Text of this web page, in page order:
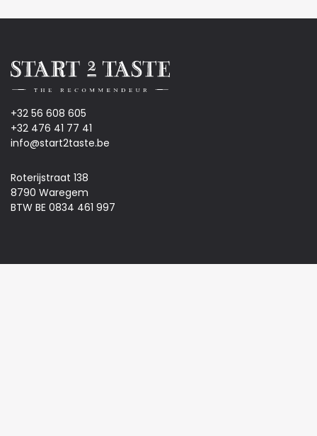
+32 56 608 605
+32 476 41 77 41
info@start2taste.be
Roterijstraat 138
8790 Waregem
BTW BE 0834 461 997